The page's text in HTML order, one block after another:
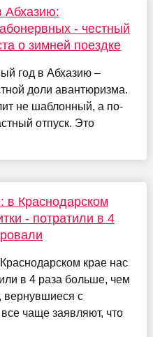
Абхазию:
- честный
о зимней поездке
год в Абхазию –
доли авантюризма.
не шаблонный, а по-
отпуск. Это
в Краснодарском
- потратили в 4
крае нас
в 4 раза больше, чем
с
чаще заявляют, что